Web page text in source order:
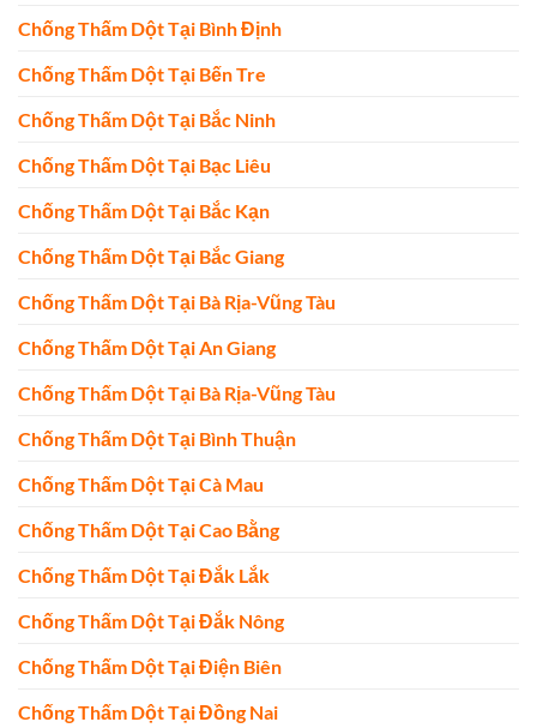
Chống Thấm Dột Tại Bình Định
Chống Thấm Dột Tại Bến Tre
Chống Thấm Dột Tại Bắc Ninh
Chống Thấm Dột Tại Bạc Liêu
Chống Thấm Dột Tại Bắc Kạn
Chống Thấm Dột Tại Bắc Giang
Chống Thấm Dột Tại Bà Rịa-Vũng Tàu
Chống Thấm Dột Tại An Giang
Chống Thấm Dột Tại Bà Rịa-Vũng Tàu
Chống Thấm Dột Tại Bình Thuận
Chống Thấm Dột Tại Cà Mau
Chống Thấm Dột Tại Cao Bằng
Chống Thấm Dột Tại Đắk Lắk
Chống Thấm Dột Tại Đắk Nông
Chống Thấm Dột Tại Điện Biên
Chống Thấm Dột Tại Đồng Nai